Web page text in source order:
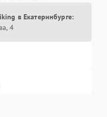
в Екатеринбурге:
4